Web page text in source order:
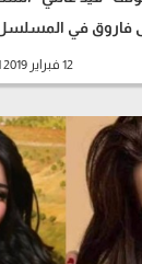
فاروق في
12 فبراير 2019 | 10:29 مساءً